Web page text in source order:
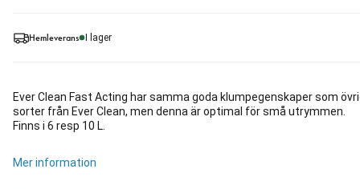
Hemleverans I lager
Ever Clean Fast Acting har samma goda klumpegenskaper som
sorter från Ever Clean, men denna är optimal för små utrymmen.
Finns i 6 resp 10 L.
Mer information